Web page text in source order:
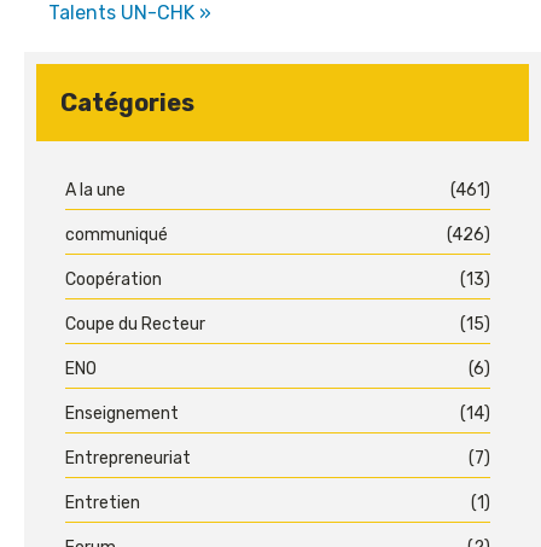
Talents UN-CHK »
Catégories
A la une (461)
communiqué (426)
Coopération (13)
Coupe du Recteur (15)
ENO (6)
Enseignement (14)
Entrepreneuriat (7)
Entretien (1)